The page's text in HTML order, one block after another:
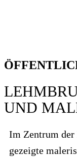
UND
Im Zentrum der
gezeigte